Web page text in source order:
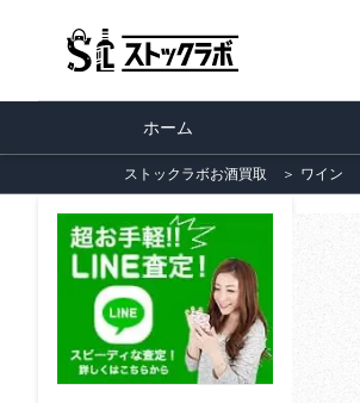
ホーム
ストックラボお酒買取 ＞ ワイン